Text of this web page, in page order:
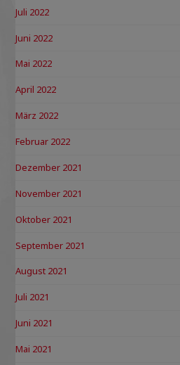
Juli 2022
Juni 2022
Mai 2022
April 2022
März 2022
Februar 2022
Dezember 2021
November 2021
Oktober 2021
September 2021
August 2021
Juli 2021
Juni 2021
Mai 2021